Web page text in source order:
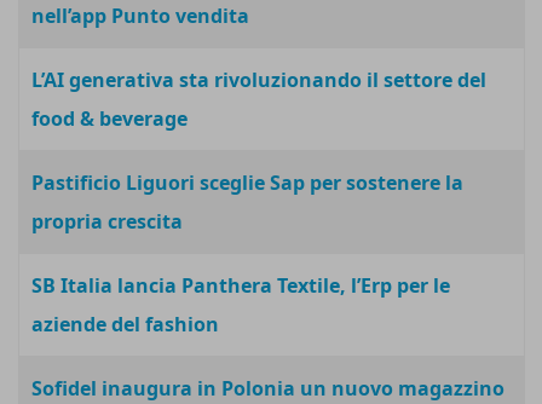
nell’app Punto vendita
L’AI generativa sta rivoluzionando il settore del
food & beverage
Pastificio Liguori sceglie Sap per sostenere la
propria crescita
SB Italia lancia Panthera Textile, l’Erp per le
aziende del fashion
Sofidel inaugura in Polonia un nuovo magazzino